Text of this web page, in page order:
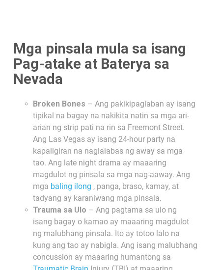
Mga pinsala mula sa isang
Pag-atake at Baterya sa
Nevada
Broken Bones – Ang pakikipaglaban ay isang
tipikal na bagay na nakikita natin sa mga ari-
arian ng strip pati na rin sa Freemont Street.
Ang Las Vegas ay isang 24-hour party na
kapaligiran na naglalabas ng away sa mga
tao. Ang late night drama ay maaaring
magdulot ng pinsala sa mga nag-aaway. Ang
mga baling ilong , panga, braso, kamay, at
tadyang ay karaniwang mga pinsala.
Trauma sa Ulo – Ang pagtama sa ulo ng
isang bagay o kamao ay maaaring magdulot
ng malubhang pinsala. Ito ay totoo lalo na
kung ang tao ay nabigla. Ang isang malubhang
concussion ay maaaring humantong sa